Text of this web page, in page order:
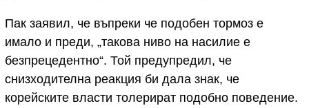
Пак заявил, че въпреки че подобен тормоз е
имало и преди, „такова ниво на насилие е
безпрецедентно“. Той предупредил, че
снизходителна реакция би дала знак, че
корейските власти толерират подобно поведение.